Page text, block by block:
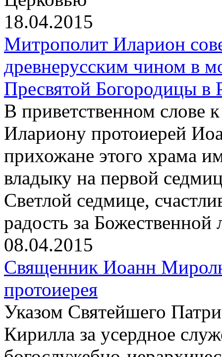
18.04.2015
Митрополит Иларион
древнерусским чином в
Пресвятой Богородицы в
В приветственном слове
Илариону протоиерей
прихожане этого храма
владыку на первой
Светлой седмице,
радость за Божественной
08.04.2015
Священник Иоанн
протоиерея
Указом Святейшего
Кирилла за усердное